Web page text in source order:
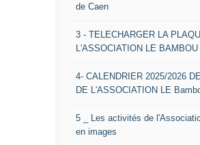
de Caen
3 - TELECHARGER LA
L'ASSOCIATION LE BAMBOU
4- CALENDRIER 2025/2026
DE L'ASSOCIATION LE
5 _ Les activités de
en images